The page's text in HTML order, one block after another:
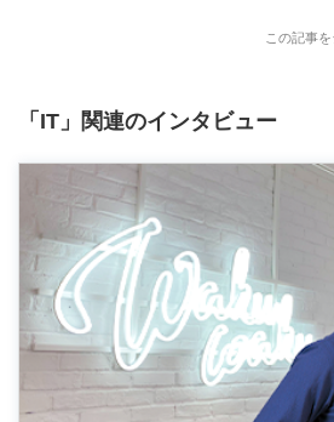
この記事
「IT」関連のインタビュー